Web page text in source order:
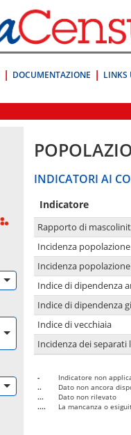
DOCUMENTAZIONE LINKS
INDICATORI AI
Indicatore
Rapporto di
Incidenza
Incidenza
Indice di dipendenza
Indice di dipendenza
Indice di vecchiaia
Incidenza dei
-
Indicatore non
..
Dato non ancora
...
Dato non rilevato
....
La mancanza o